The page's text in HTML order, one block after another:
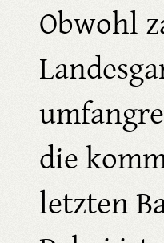
Obwohl
die
letzten